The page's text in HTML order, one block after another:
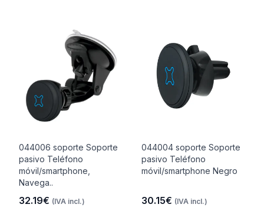
044006 soporte Soporte
pasivo Teléfono
móvil/smartphone,
Navega..
32.19€ (IVA incl.)
044004 soporte Soporte
pasivo Teléfono
móvil/smartphone Negro
30.15€ (IVA incl.)